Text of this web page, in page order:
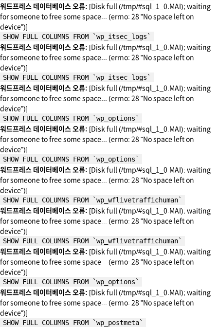
워드프레스 데이터베이스 오류: [Disk full (/tmp/#sql_1_0.MAI); waiting
for someone to free some space... (errno: 28 "No space left on
device")]
SHOW FULL COLUMNS FROM `wp_itsec_logs`
워드프레스 데이터베이스 오류: [Disk full (/tmp/#sql_1_0.MAI); waiting
for someone to free some space... (errno: 28 "No space left on
device")]
SHOW FULL COLUMNS FROM `wp_itsec_logs`
워드프레스 데이터베이스 오류: [Disk full (/tmp/#sql_1_0.MAI); waiting
for someone to free some space... (errno: 28 "No space left on
device")]
SHOW FULL COLUMNS FROM `wp_options`
워드프레스 데이터베이스 오류: [Disk full (/tmp/#sql_1_0.MAI); waiting
for someone to free some space... (errno: 28 "No space left on
device")]
SHOW FULL COLUMNS FROM `wp_options`
워드프레스 데이터베이스 오류: [Disk full (/tmp/#sql_1_0.MAI); waiting
for someone to free some space... (errno: 28 "No space left on
device")]
SHOW FULL COLUMNS FROM `wp_wflivetraffichuman`
워드프레스 데이터베이스 오류: [Disk full (/tmp/#sql_1_0.MAI); waiting
for someone to free some space... (errno: 28 "No space left on
device")]
SHOW FULL COLUMNS FROM `wp_wflivetraffichuman`
워드프레스 데이터베이스 오류: [Disk full (/tmp/#sql_1_0.MAI); waiting
for someone to free some space... (errno: 28 "No space left on
device")]
SHOW FULL COLUMNS FROM `wp_options`
워드프레스 데이터베이스 오류: [Disk full (/tmp/#sql_1_0.MAI); waiting
for someone to free some space... (errno: 28 "No space left on
device")]
SHOW FULL COLUMNS FROM `wp_postmeta`